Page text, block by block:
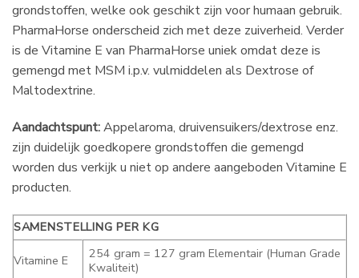
grondstoffen, welke ook geschikt zijn voor humaan gebruik.
PharmaHorse onderscheid zich met deze zuiverheid. Verder
is de Vitamine E van PharmaHorse uniek omdat deze is
gemengd met MSM i.p.v. vulmiddelen als Dextrose of
Maltodextrine.
Aandachtspunt:Appelaroma, druivensuikers/dextrose enz.
zijn duidelijk goedkopere grondstoffen die gemengd
worden dus verkijk u niet op andere aangeboden Vitamine E
producten.
SAMENSTELLING PER KG
Vitamine E
254 gram = 127 gram Elementair (Human Grade
Kwaliteit)